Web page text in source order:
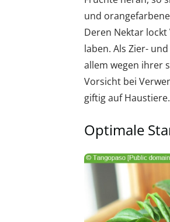
und
Deren Nektar
laben. Als Zier-
allem wegen ihrer
Vorsicht bei
giftig auf Haustiere.
Optimale